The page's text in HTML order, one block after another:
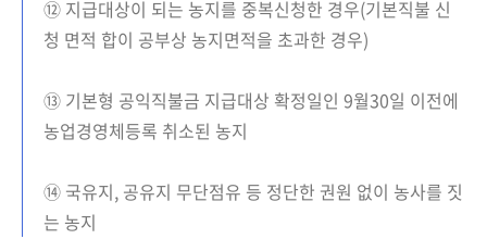
⑫ 지급대상이 되는 농지를 중복신청한 경우(기본직불 신
청 면적 합이 공부상 농지면적을 초과한 경우)
⑬ 기본형 공익직불금 지급대상 확정일인 9월30일 이전에
농업경영체등록 취소된 농지
⑭ 국유지, 공유지 무단점유 등 정단한 권원 없이 농사를 짓
는 농지